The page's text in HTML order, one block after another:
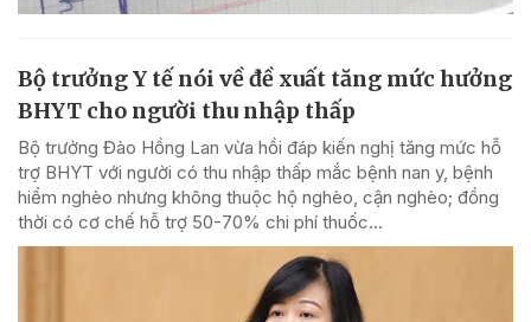
Bộ trưởng Y tế nói về đề xuất tăng mức hưởng
BHYT cho người thu nhập thấp
Bộ trưởng Đào Hồng Lan vừa hồi đáp kiến nghị tăng mức hỗ
trợ BHYT với người có thu nhập thấp mắc bệnh nan y, bệnh
hiểm nghèo nhưng không thuộc hộ nghèo, cận nghèo; đồng
thời có cơ chế hỗ trợ 50-70% chi phí thuốc...